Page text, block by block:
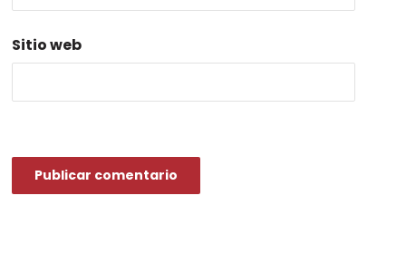
Sitio web